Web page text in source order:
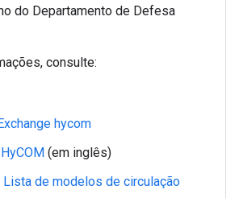
do Departamento de Defesa
consulte:
hycom
HyCOM (em inglês)
Lista de modelos de circulação